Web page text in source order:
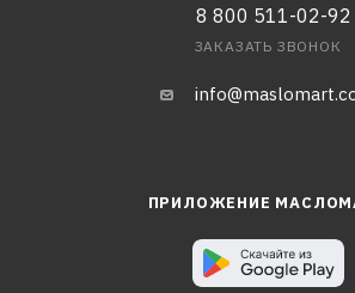
8 800 511-02-92
ЗАКАЗАТЬ ЗВОНОК
ПРИЛОЖЕНИЕ